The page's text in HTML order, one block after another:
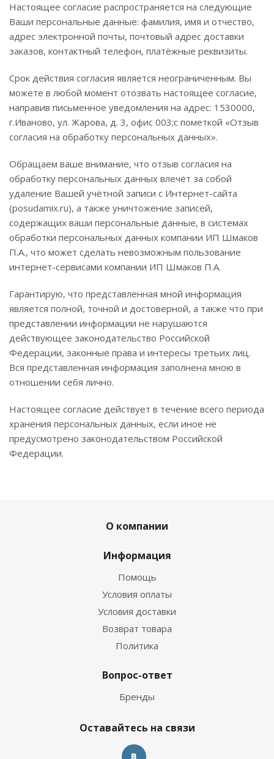
Настоящее согласие распространяется на следующие
Ваши персональные данные: фамилия, имя и отчество,
адрес электронной почты, почтовый адрес доставки
заказов, контактный телефон, платёжные реквизиты.
Срок действия согласия является неограниченным. Вы
можете в любой момент отозвать настоящее согласие,
направив письменное уведомления на адрес: 1530000,
г.Иваново, ул. Жарова, д. 3, офис 003;с пометкой «Отзыв
согласия на обработку персональных данных».
Обращаем ваше внимание, что отзыв согласия на
обработку персональных данных влечёт за собой
удаление Вашей учётной записи с Интернет-сайта
(posudamix.ru), а также уничтожение записей,
содержащих ваши персональные данные, в системах
обработки персональных данных компании ИП Шмаков
П.А., что может сделать невозможным пользование
интернет-сервисами компании ИП Шмаков П.А.
Гарантирую, что представленная мной информация
является полной, точной и достоверной, а также что при
представлении информации не нарушаются
действующее законодательство Российской
Федерации, законные права и интересы третьих лиц.
Вся представленная информация заполнена мною в
отношении себя лично.
Настоящее согласие действует в течение всего периода
хранения персональных данных, если иное не
предусмотрено законодательством Российской
Федерации.
О компании
Информация
Помощь
Условия оплаты
Условия доставки
Возврат товара
Политика
Вопрос-ответ
Бренды
Оставайтесь на связи